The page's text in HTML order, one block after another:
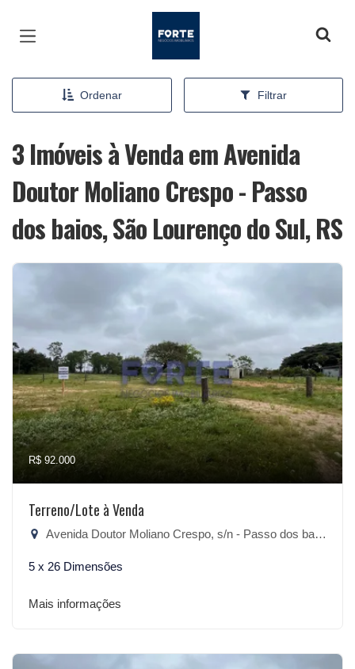
Ordenar Filtrar
3 Imóveis à Venda em Avenida
Doutor Moliano Crespo - Passo
dos baios, São Lourenço do Sul, RS
R$ 92.000
Terreno/Lote à Venda
Avenida Doutor Moliano Crespo, s/n - Passo dos baios, São Lourenço do Sul-RS
5 x 26 Dimensões
Mais informações